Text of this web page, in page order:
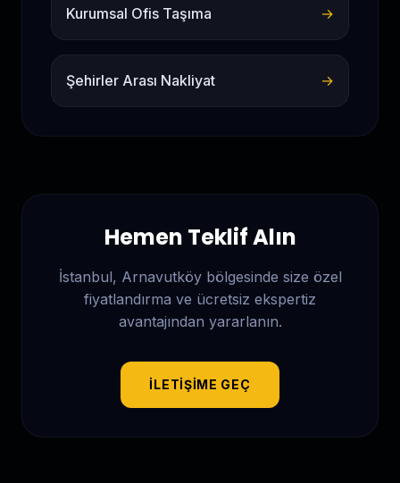
Kurumsal Ofis Taşıma →
Şehirler Arası Nakliyat →
Hemen Teklif Alın
İstanbul, Arnavutköybölgesinde size özel
fiyatlandırma ve ücretsiz ekspertiz
avantajından yararlanın.
İLETIŞIME GEÇ